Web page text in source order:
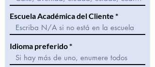
Escuela Académica del Cliente
Idioma preferido